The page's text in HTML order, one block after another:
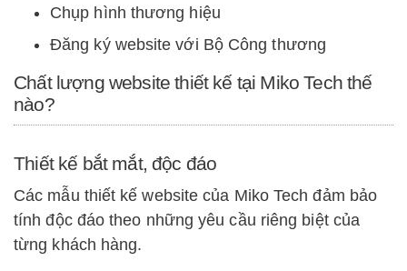
Chụp hình thương hiệu
Đăng ký website với Bộ Công thương
Chất lượng website thiết kế tại Miko Tech thế
nào?
Thiết kế bắt mắt, độc đáo
Các mẫu thiết kế website của Miko Tech đảm bảo
tính độc đáo theo những yêu cầu riêng biệt của
từng khách hàng.